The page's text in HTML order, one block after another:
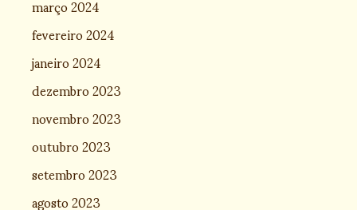
fevereiro 2024
janeiro 2024
dezembro 2023
novembro 2023
outubro 2023
setembro 2023
agosto 2023